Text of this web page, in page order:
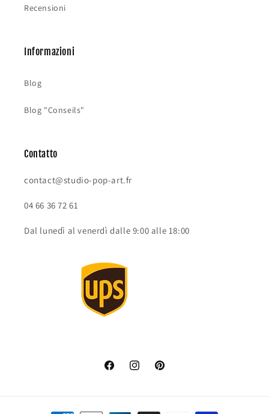
Recensioni
Informazioni
Blog
Blog "Conseils"
Contatto
contact@studio-pop-art.fr
04 66 36 72 61
Dal lunedì al venerdì dalle 9:00 alle 18:00
FacebookInstagramPinterest